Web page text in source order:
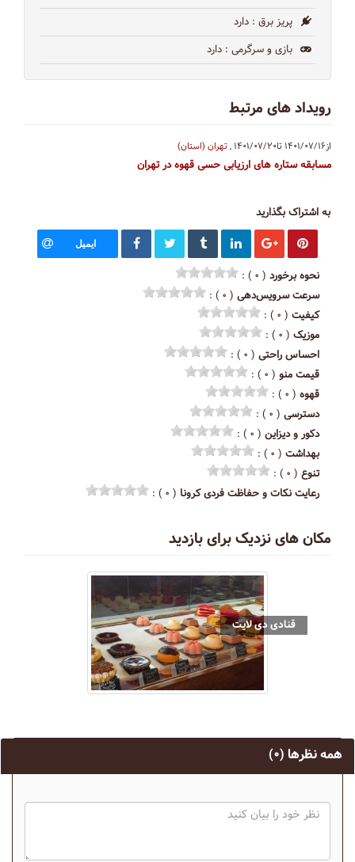
پریز برق : دارد
بازی و سرگرمی : دارد
رویداد های مرتبط
از۱۴۰۱/۰۷/۱۶ تا۱۴۰۱/۰۷/۲۰ ,تهران (استان)
مسابقه ستاره های ارزیابی حسی قهوه در تهران
به اشتراک بگذارید
ایمیل
نحوه برخورد ( ۰ ) :
سرعت سرویس‌دهی ( ۰ ) :
کیفیت ( ۰ ) :
موزیک ( ۰ ) :
احساس راحتی ( ۰ ) :
قیمت منو ( ۰ ) :
قهوه ( ۰ ) :
دسترسی ( ۰ ) :
دکور و دیزاین ( ۰ ) :
بهداشت ( ۰ ) :
تنوع ( ۰ ) :
رعایت نکات و حفاظت فردی کرونا ( ۰ ) :
مکان های نزدیک برای بازدید
قنادی دی لایت
همه نظرها (۰)